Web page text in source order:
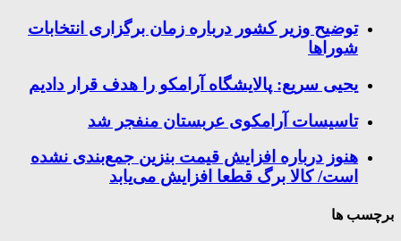
توضیح وزیر کشور درباره زمان برگزاری انتخابات
شوراها
یحیی سریع: پالایشگاه آرامکو را هدف قرار دادیم
تاسیسات آرامکوی عربستان منفجر شد
هنوز درباره افزایش قیمت بنزین جمع‌بندی نشده
است/ کالا برگ قطعا افزایش می‌یابد
برچسب ها